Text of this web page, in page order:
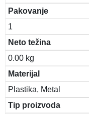
Pakovanje
1
Neto težina
0.00 kg
Materijal
Plastika, Metal
Tip proizvoda